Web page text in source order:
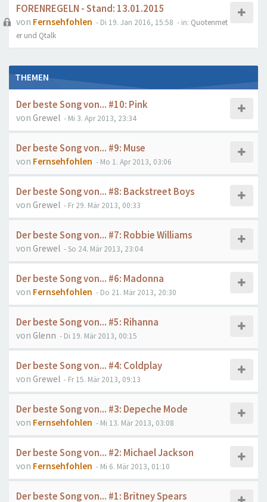
FORENREGELN - Stand: 13.01.2015
von Fernsehfohlen - Di 19. Jan 2016, 15:58 - in: Quotenmet
er und Qtalk
THEMEN
Der beste Song von... #10: Pink
von Grewel - Mi 3. Apr 2013, 23:34
Der beste Song von... #9: Muse
von Fernsehfohlen - Mo 1. Apr 2013, 03:06
Der beste Song von... #8: Backstreet Boys
von Grewel - Fr 29. Mär 2013, 00:33
Der beste Song von... #7: Robbie Williams
von Grewel - So 24. Mär 2013, 23:04
Der beste Song von... #6: Madonna
von Fernsehfohlen - Do 21. Mär 2013, 20:30
Der beste Song von... #5: Rihanna
von Glenn - Di 19. Mär 2013, 00:15
Der beste Song von... #4: Coldplay
von Grewel - Fr 15. Mär 2013, 09:13
Der beste Song von... #3: Depeche Mode
von Fernsehfohlen - Mi 13. Mär 2013, 03:08
Der beste Song von... #2: Michael Jackson
von Fernsehfohlen - Mi 6. Mär 2013, 01:10
Der beste Song von... #1: Britney Spears